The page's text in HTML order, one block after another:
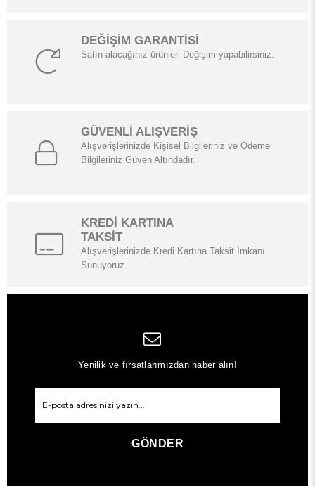
DEĞİŞİM GARANTİSİ
Satın alacağınız ürünleri Değişim yapabilirsiniz.
GÜVENLİ ALIŞVERİŞ
Alışverişlerinizde Kişisel Bilgileriniz ve Ödeme
Bilgileriniz Güven Altındadır.
KREDİ KARTINA
TAKSİT
Alışverişlerinizde Kredi Kartına Taksit İmkanı
Sunuyoruz.
Yenilik ve fırsatlarımızdan haber alın!
GÖNDER